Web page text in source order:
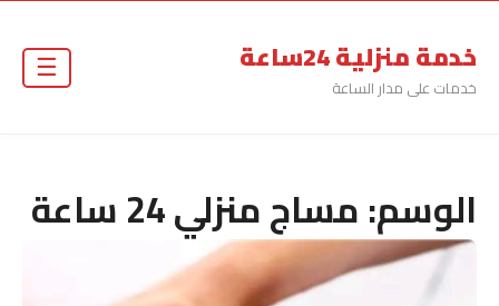
خدمة منزلية 24ساعة
خدمات على مدار الساعة
☰
الوسم:مساج منزلي 24 ساعة